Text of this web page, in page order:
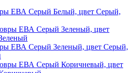
ЕВА Серый Белый, цвет Серый,
ЕВА Серый Зеленый, цвет Серый,